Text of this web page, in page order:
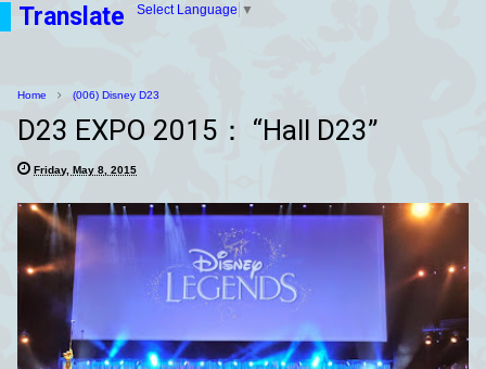
Translate Select Language ▼
Home (006) Disney D23
D23 EXPO 2015： “Hall D23”
Friday, May 8, 2015